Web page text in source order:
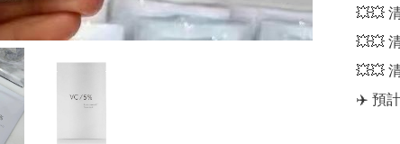
💥💥
💥💥
💥💥
✈️ 預